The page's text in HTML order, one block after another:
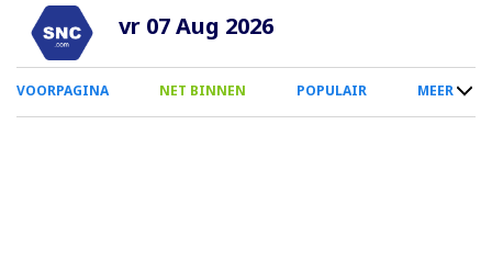
Overslaan
naar
inhoud
vr 07 Aug 2026
0
Smartphone
VOORPAGINA NET BINNEN POPULAIR MEER